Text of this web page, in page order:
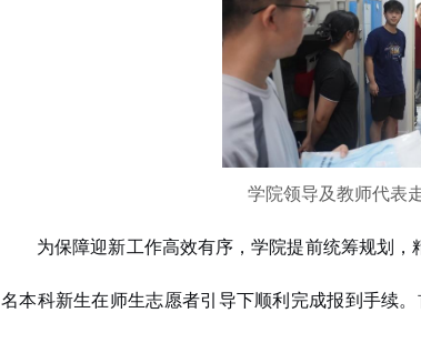
学院领导及教师代表
为保障迎新工作高效有序，学院提前统筹规划
名本科新生在师生志愿者引导下顺利完成报到手续